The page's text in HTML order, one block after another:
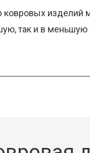
изделий
так и в